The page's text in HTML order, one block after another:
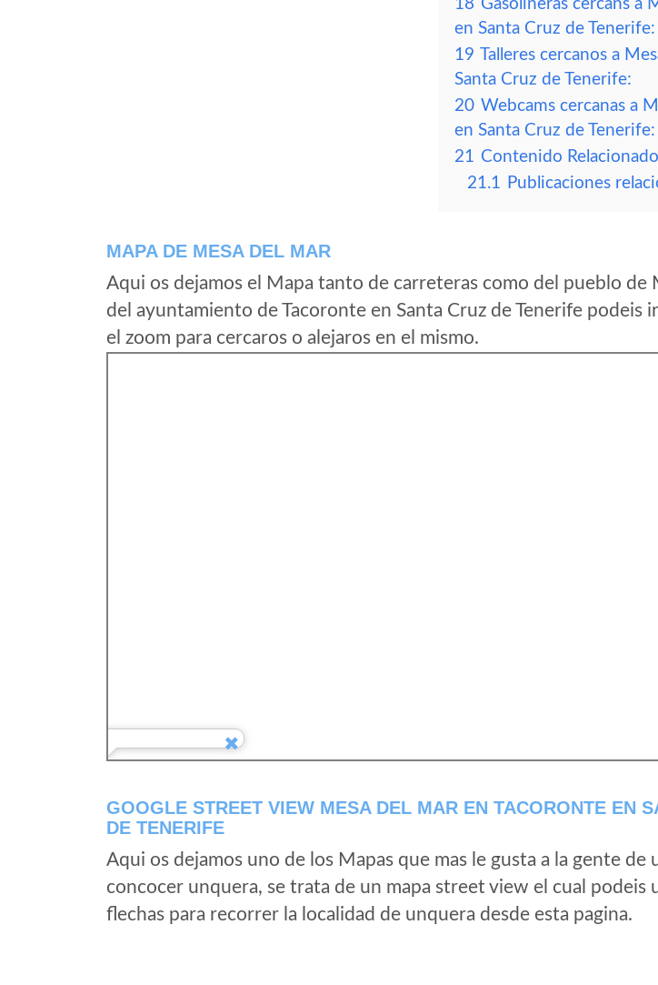
18 Gasolineras cercans a
en Santa Cruz de Tenerife:
19 Talleres cercanos a
Santa Cruz de Tenerife:
20 Webcams cercanas a
en Santa Cruz de Tenerife:
21 Contenido
21.1 Publicaciones
MAPA DE MESA DEL MAR
Aqui os dejamos el Mapa tanto de carreteras como del pueblo de
del ayuntamiento de Tacoronte en Santa Cruz de Tenerife podeis
el zoom para cercaros o alejaros en el mismo.
GOOGLE STREET VIEW MESA DEL MAR EN TACORONTE EN
DE TENERIFE
Aqui os dejamos uno de los Mapas que mas le gusta a la gente de
concocer unquera, se trata de un mapa street view el cual podeis
flechas para recorrer la localidad de unquera desde esta pagina.